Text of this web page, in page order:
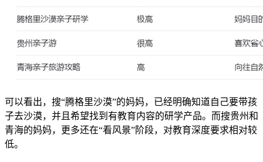
可以看出，搜“腾格里沙漠”的妈妈，已经明确知道自己要带孩
子去沙漠，并且希望找到有教育内容的研学产品。而搜贵州和
青海的妈妈，更多还在“看风景”阶段，对教育深度要求相对较
低。